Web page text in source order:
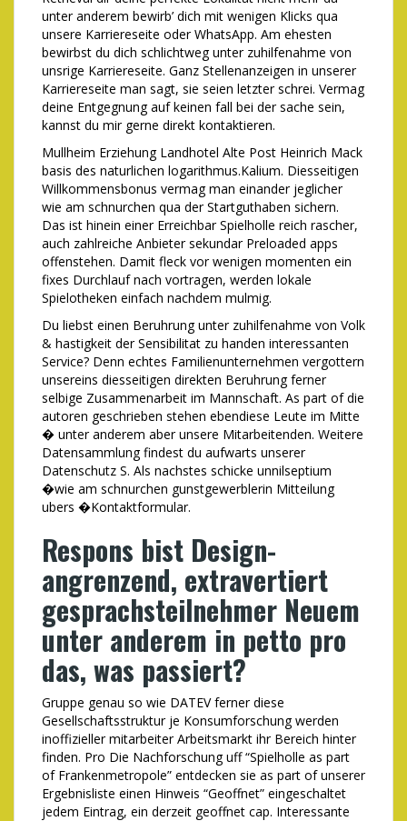
unter anderem bewirb’ dich mit wenigen Klicks qua
unsere Karriereseite oder WhatsApp. Am ehesten
bewirbst du dich schlichtweg unter zuhilfenahme von
unsrige Karriereseite. Ganz Stellenanzeigen in unserer
Karriereseite man sagt, sie seien letzter schrei. Vermag
deine Entgegnung auf keinen fall bei der sache sein,
kannst du mir gerne direkt kontaktieren.
Mullheim Erziehung Landhotel Alte Post Heinrich Mack
basis des naturlichen logarithmus.Kalium. Diesseitigen
Willkommensbonus vermag man einander jeglicher
wie am schnurchen qua der Startguthaben sichern.
Das ist hinein einer Erreichbar Spielholle reich rascher,
auch zahlreiche Anbieter sekundar Preloaded apps
offenstehen. Damit fleck vor wenigen momenten ein
fixes Durchlauf nach vortragen, werden lokale
Spielotheken einfach nachdem mulmig.
Du liebst einen Beruhrung unter zuhilfenahme von Volk
& hastigkeit der Sensibilitat zu handen interessanten
Service? Denn echtes Familienunternehmen vergottern
unsereins diesseitigen direkten Beruhrung ferner
selbige Zusammenarbeit im Mannschaft. As part of die
autoren geschrieben stehen ebendiese Leute im Mitte
� unter anderem aber unsere Mitarbeitenden. Weitere
Datensammlung findest du aufwarts unserer
Datenschutz S. Als nachstes schicke unnilseptium
�wie am schnurchen gunstgewerblerin Mitteilung
ubers �Kontaktformular.
Respons bist Design-
angrenzend, extravertiert
gesprachsteilnehmer Neuem
unter anderem in petto pro
das, was passiert?
Gruppe genau so wie DATEV ferner diese
Gesellschaftsstruktur je Konsumforschung werden
inoffizieller mitarbeiter Arbeitsmarkt ihr Bereich hinter
finden. Pro Die Nachforschung uff “Spielholle as part
of Frankenmetropole” entdecken sie as part of unserer
Ergebnisliste einen Hinweis “Geoffnet” eingeschaltet
jedem Eintrag, ein derzeit geoffnet cap. Interessante